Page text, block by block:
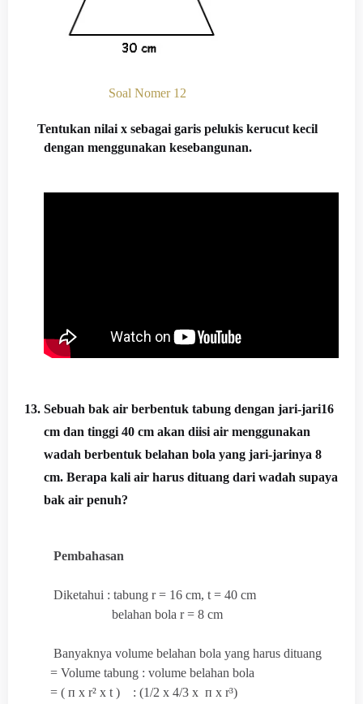
Soal Nomer 12
Tentukan nilai x sebagai garis pelukis kerucut kecil
dengan menggunakan kesebangunan.
13. Sebuah bak air berbentuk tabung dengan jari-jari16
cm dan tinggi 40 cm akan diisi air menggunakan
wadah berbentuk belahan bola yang jari-jarinya 8
cm. Berapa kali air harus dituang dari wadah supaya
bak air penuh?
Pembahasan
Diketahui : tabung r = 16 cm, t = 40 cm
belahan bola r = 8 cm
Banyaknya volume belahan bola yang harus dituang
= Volume tabung : volume belahan bola
= ( п x r² x t ) : (1/2 x 4/3 x п x r³)